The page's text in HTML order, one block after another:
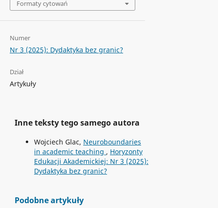
Formaty cytowań
Numer
Nr 3 (2025): Dydaktyka bez granic?
Dział
Artykuły
Inne teksty tego samego autora
Wojciech Glac, Neuroboundaries
in academic teaching , Horyzonty
Edukacji Akademickiej: Nr 3 (2025):
Dydaktyka bez granic?
Podobne artykuły